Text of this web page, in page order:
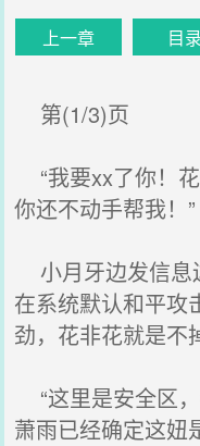
上一章 目录
第(1/3)页
“我要xx了你！
你还不动手帮我！”
小月牙边发信息
在系统默认和平攻
劲，花非花就是不
“这里是安全区
萧雨已经确定这妞